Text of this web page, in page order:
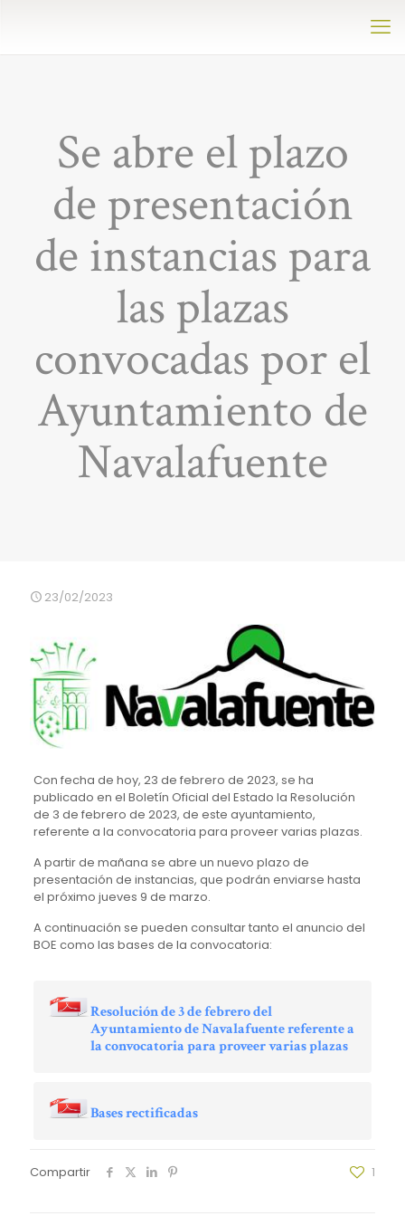
Se abre el plazo
de presentación
de instancias para
las plazas
convocadas por el
Ayuntamiento de
Navalafuente
23/02/2023
Con fecha de hoy, 23 de febrero de 2023, se ha
publicado en el Boletín Oficial del Estado la Resolución
de 3 de febrero de 2023, de este ayuntamiento,
referente a la convocatoria para proveer varias plazas.
A partir de mañana se abre un nuevo plazo de
presentación de instancias, que podrán enviarse hasta
el próximo jueves 9 de marzo.
A continuación se pueden consultar tanto el anuncio del
BOE como las bases de la convocatoria:
Resolución de 3 de febrero del
Ayuntamiento de Navalafuente referente a
la convocatoria para proveer varias plazas
Bases rectificadas
Compartir 1